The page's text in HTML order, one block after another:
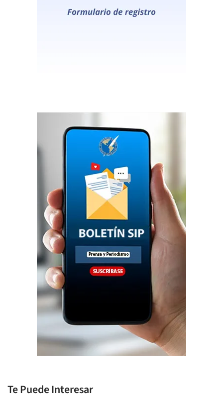
Te Puede Interesar